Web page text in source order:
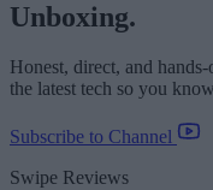
Unboxing.
Honest, direct, and
the latest tech so you
Subscribe to Channel
Swipe Reviews